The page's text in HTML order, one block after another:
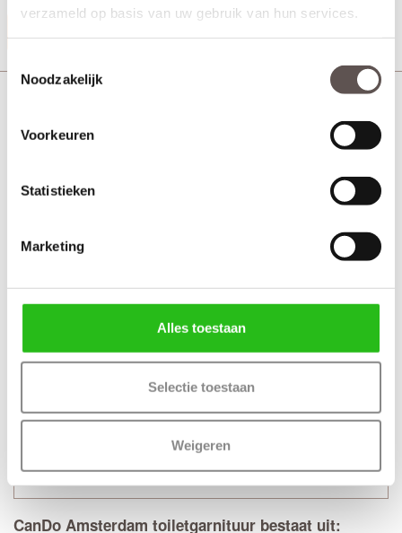
verzameld op basis van uw gebruik van hun services.
Noodzakelijk
Voorkeuren
Statistieken
Marketing
Alles toestaan
Selectie toestaan
Weigeren
Productinformatie
CanDo Amsterdam toiletgarnituur bestaat uit: